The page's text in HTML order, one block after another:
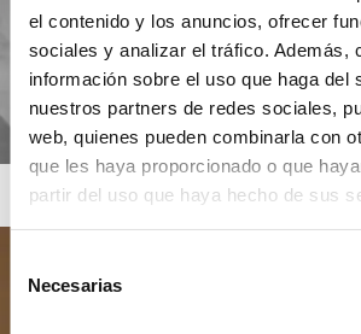
el contenido y los anuncios, ofrecer
sociales y analizar el tráfico. Además,
información sobre el uso que haga del
nuestros partners de redes sociales,
web, quienes pueden combinarla con
que les haya proporcionado o que
partir del uso que haya hecho de sus
Necesarias
ROSA CLARÁ SOFT